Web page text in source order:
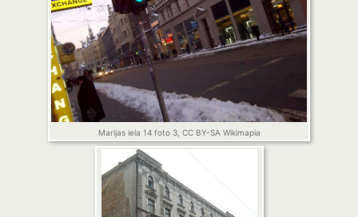
Marijas iela 14 foto 3, CC BY-SA Wikimapia